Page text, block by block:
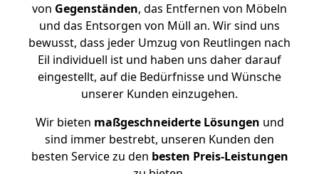
von Gegenständen, das Entfernen von Möbeln
und das Entsorgen von Müll an. Wir sind uns
bewusst, dass jeder Umzug von Reutlingen nach
Eil individuell ist und haben uns daher darauf
eingestellt, auf die Bedürfnisse und Wünsche
unserer Kunden einzugehen.
Wir bieten maßgeschneiderte Lösungen und
sind immer bestrebt, unseren Kunden den
besten Service zu den besten Preis-Leistungen